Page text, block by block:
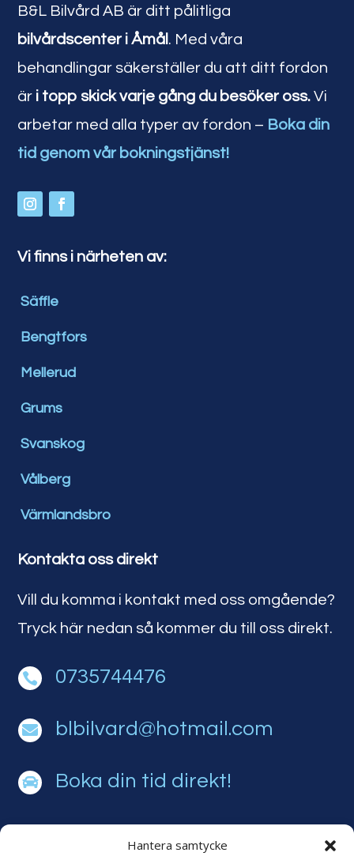
Hantera samtycke
B&L Bilvård AB är ditt pålitliga
bilvårdscenter i Åmål . Med våra
behandlingar säkerställer du att ditt fordon
är i topp skick varje gång du besöker oss. Vi
arbetar med alla typer av fordon – Boka din
tid genom vår bokningstjänst!
Vi finns i närheten av:
Säffle
Bengtfors
Mellerud
Grums
Svanskog
Vålberg
Värmlandsbro
Kontakta oss direkt
Vill du komma i kontakt med oss omgående?
Tryck här nedan så kommer du till oss direkt.
 0735744476
 blbilvard@hotmail.com
 Boka din tid direkt!